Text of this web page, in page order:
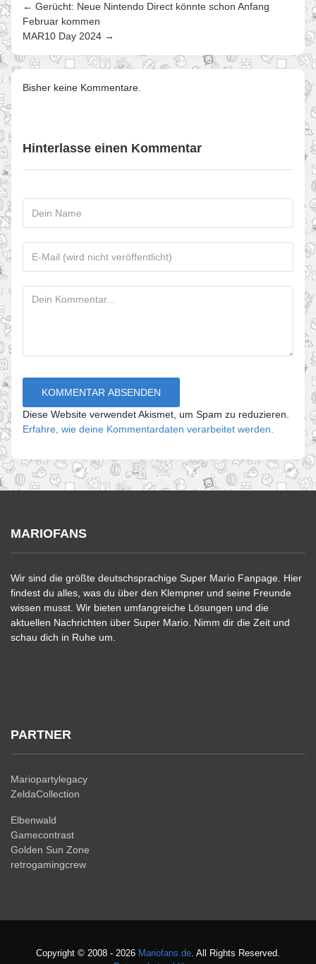
← Gerücht: Neue Nintendo Direct könnte schon Anfang
Februar kommen
MAR10 Day 2024 →
Bisher keine Kommentare.
Hinterlasse einen Kommentar
Diese Website verwendet Akismet, um Spam zu reduzieren.
Erfahre, wie deine Kommentardaten verarbeitet werden.
MARIOFANS
Wir sind die größte deutschsprachige Super Mario Fanpage. Hier
findest du alles, was du über den Klempner und seine Freunde
wissen musst. Wir bieten umfangreiche Lösungen und die
aktuellen Nachrichten über Super Mario. Nimm dir die Zeit und
schau dich in Ruhe um.
PARTNER
Mariopartylegacy
ZeldaCollection
Elbenwald
Gamecontrast
Golden Sun Zone
retrogamingcrew
Copyright © 2008 - 2026 Mariofans.de. All Rights Reserved.